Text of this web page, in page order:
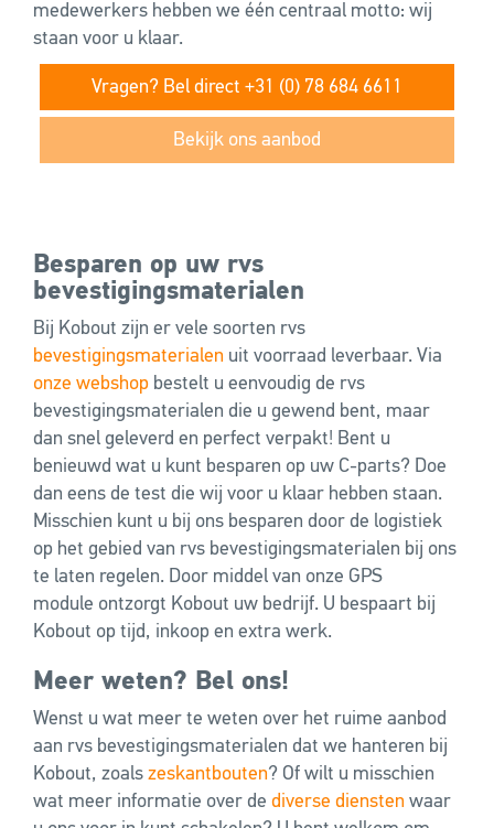
medewerkers hebben we één centraal motto: wij
staan voor u klaar.
Vragen? Bel direct +31 (0) 78 684 6611
Bekijk ons aanbod
Besparen op uw rvs
bevestigingsmaterialen
Bij Kobout zijn er vele soorten rvs
bevestigingsmaterialen uit voorraad leverbaar. Via
onze webshop bestelt u eenvoudig de rvs
bevestigingsmaterialen die u gewend bent, maar
dan snel geleverd en perfect verpakt! Bent u
benieuwd wat u kunt besparen op uw C-parts? Doe
dan eens de test die wij voor u klaar hebben staan.
Misschien kunt u bij ons besparen door de logistiek
op het gebied van rvs bevestigingsmaterialen bij ons
te laten regelen. Door middel van onze GPS
module ontzorgt Kobout uw bedrijf. U bespaart bij
Kobout op tijd, inkoop en extra werk.
Meer weten? Bel ons!
Wenst u wat meer te weten over het ruime aanbod
aan rvs bevestigingsmaterialen dat we hanteren bij
Kobout, zoals zeskantbouten? Of wilt u misschien
wat meer informatie over de diverse diensten waar